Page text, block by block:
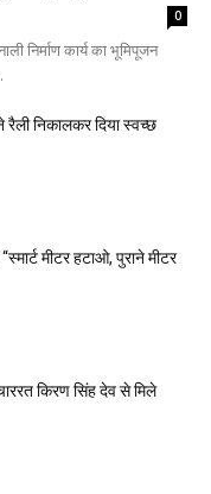
0
निर्माण कार्य का भूमिपूजन
निकालकर दिया स्वच्छ
मीटर हटाओ, पुराने मीटर
किरण सिंह देव से मिले